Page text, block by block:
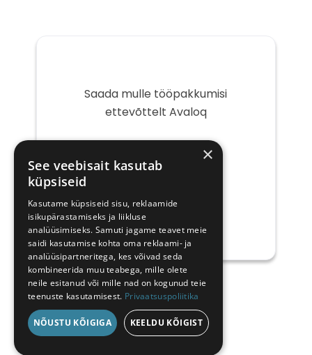
Saada mulle tööpakkumisi
ettevõttelt Avaloq
post
×
See veebisait kasutab
küpsiseid
Kasutame küpsiseid sisu, reklaamide
isikupärastamiseks ja liikluse
analüüsimiseks. Samuti jagame teavet meie
saidi kasutamise kohta oma reklaami- ja
analüüsipartneritega, kes võivad seda
kombineerida muu teabega, mille olete
neile esitanud või mille nad on kogunud teie
teenuste kasutamisest. Privaatsuspoliitika
NÕUSTU KÕIGIGA KEELDU KÕIGIST